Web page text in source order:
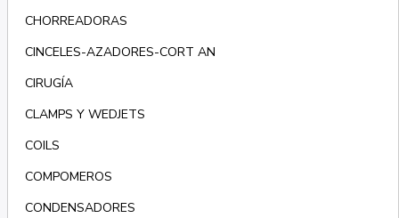
CHORREADORAS
CINCELES-AZADORES-CORT AN
CIRUGÍA
CLAMPS Y WEDJETS
COILS
COMPOMEROS
CONDENSADORES